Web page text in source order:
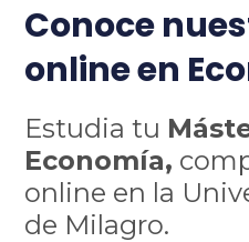
Conoce
online en
Estudia tu
Economía,
online en la
de Milagro.